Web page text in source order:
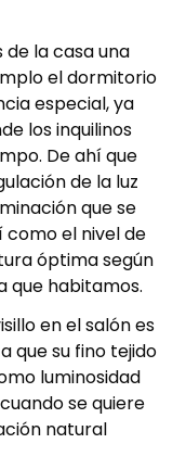
la casa una
el dormitorio
especial, ya
los inquilinos
De ahí que
de la luz
que se
como el nivel de
óptima según
que habitamos.
en el salón es
que su fino tejido
luminosidad
se quiere
natural